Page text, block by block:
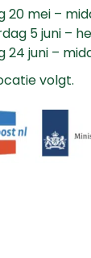
20 mei –
5 juni –
24 juni –
volgt.